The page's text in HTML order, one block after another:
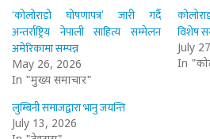
‘कोलोराडो घोषणापत्र’ जारी गर्दै
अन्तर्राष्ट्रिय नेपाली साहित्य सम्मेलन
अमेरिकामा सम्पन्न
May 26, 2026
In "मुख्य समाचार"
विशेष
July
In
लुम्बिनी समाजद्वारा भानु जयन्ति
July 13, 2026